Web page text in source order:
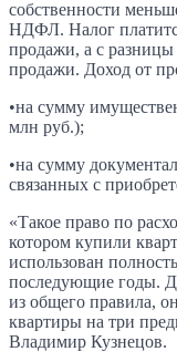
собственности
НДФЛ. Налог
продажи, а с
продажи. Доход от
•на сумму
млн руб.);
•на сумму
связанных с
«Такое право по
котором купили
использован
последующие годы.
из общего правила,
квартиры на три
Владимир Кузнецов.